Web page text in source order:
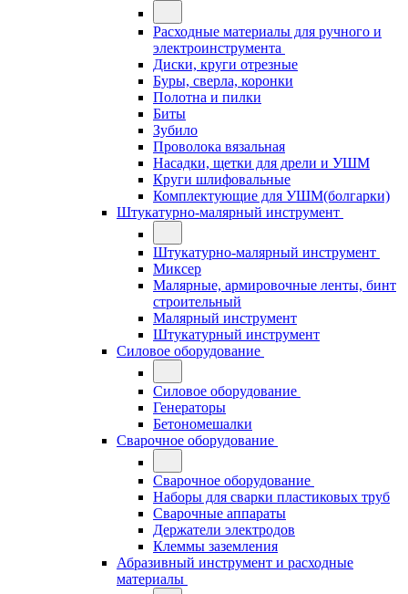
Расходные материалы для ручного и
электроинструмента
Диски, круги отрезные
Буры, сверла, коронки
Полотна и пилки
Биты
Зубило
Проволока вязальная
Насадки, щетки для дрели и УШМ
Круги шлифовальные
Комплектующие для УШМ(болгарки)
Штукатурно-малярный инструмент
Штукатурно-малярный инструмент
Миксер
Малярные, армировочные ленты, бинт
строительный
Малярный инструмент
Штукатурный инструмент
Силовое оборудование
Силовое оборудование
Генераторы
Бетономешалки
Сварочное оборудование
Сварочное оборудование
Наборы для сварки пластиковых труб
Сварочные аппараты
Держатели электродов
Клеммы заземления
Абразивный инструмент и расходные
материалы